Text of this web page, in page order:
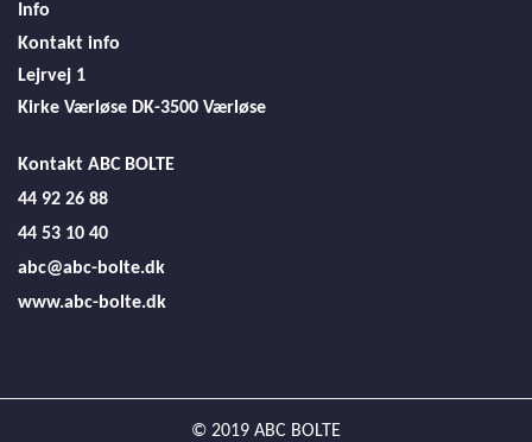
Info
Kontakt info
Lejrvej 1
Kirke Værløse DK-3500 Værløse
Kontakt ABC BOLTE
44 92 26 88
44 53 10 40
abc@abc-bolte.dk
www.abc-bolte.dk
© 2019 ABC BOLTE